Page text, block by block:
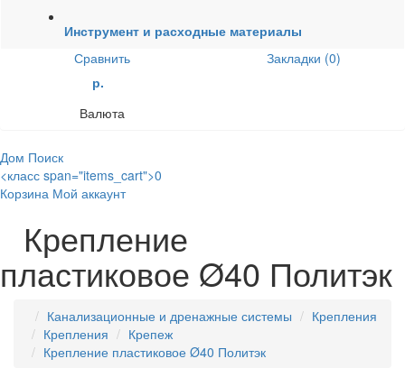
Инструмент и расходные материалы
Сравнить
Закладки (0)
р.
Валюта
Дом Поиск
<класс span="items_cart">0
Корзина Мой аккаунт
Крепление
пластиковое Ø40 Политэк
Канализационные и дренажные системы
Крепления
Крепления
Крепеж
Крепление пластиковое Ø40 Политэк